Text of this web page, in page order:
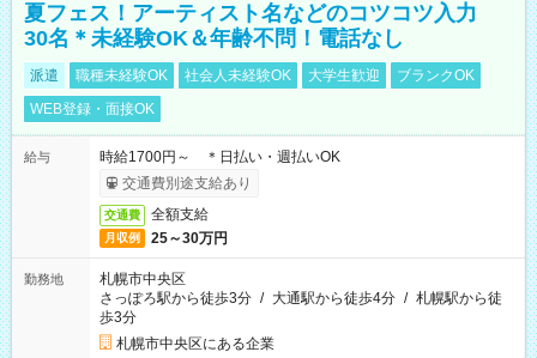
夏フェス！アーティスト名などのコツコツ入力
30名＊未経験OK＆年齢不問！電話なし
派遣 職種未経験OK 社会人未経験OK 大学生歓迎
ブランクOK
WEB登録・面接OK
給与
時給1700円～ ＊日払い・週払いOK
交通費別途支給あり
交通費 全額支給
月収例 25～30万円
勤務地
札幌市中央区
さっぽろ駅から徒歩3分 / 大通駅から徒歩4分 / 札幌駅から徒
歩3分
札幌市中央区にある企業